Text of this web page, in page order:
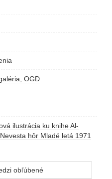
OGD
ilustrácia ku knihe Al-
hôr Mladé letá 1971
obľúbené